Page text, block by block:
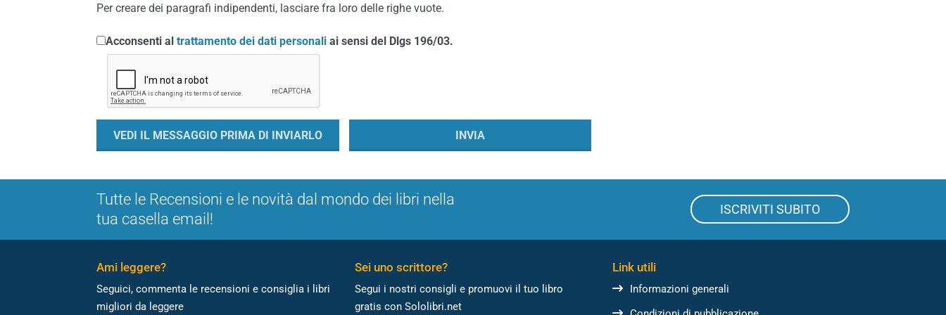
Per creare dei paragrafi indipendenti, lasciare fra loro delle righe vuote.
Acconsenti al trattamento dei dati personali ai sensi del Dlgs 196/03.
Tutte le Recensioni e le novità dal mondo dei libri nella
tua casella email!
ISCRIVITI SUBITO
Ami leggere?
Seguici, commenta le recensioni e consiglia i libri
migliori da leggere
Sei uno scrittore?
Segui i nostri consigli e promuovi il tuo libro
gratis con Sololibri.net
Link utili
Informazioni generali